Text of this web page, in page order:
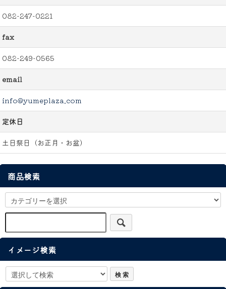
082-247-0221
fax
082-249-0565
email
info@yumeplaza.com
定休日
土日祭日（お正月・お盆）
商品検索
イメージ検索